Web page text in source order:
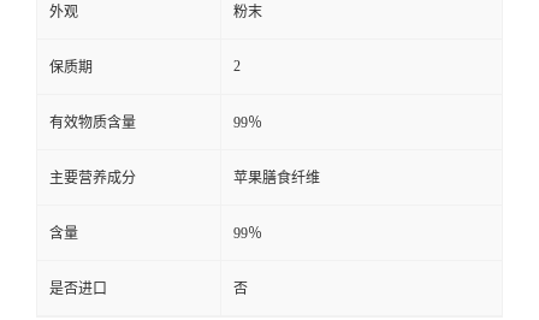
外观 粉末
保质期 2
有效物质含量 99％
主要营养成分 苹果膳食纤维
含量 99％
是否进口 否